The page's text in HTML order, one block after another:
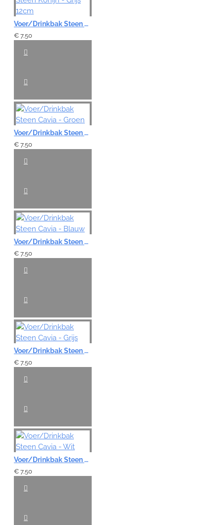
Note:HTML-code wordt niet vertaald!
Waardering:
Slecht
Voer/Drinkbak Steen Konijn - Grijs 12cm
€ 7,50
Voer/Drinkbak Steen Cavia - Groen
€ 7,50
Voer/Drinkbak Steen Cavia - Blauw
€ 7,50
Voer/Drinkbak Steen Cavia - Grijs
€ 7,50
Voer/Drinkbak Steen Cavia - Wit
€ 7,50